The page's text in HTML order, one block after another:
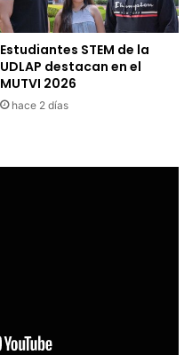
Estudiantes STEM de la
UDLAP destacan en el
MUTVI 2026
hace 2 días